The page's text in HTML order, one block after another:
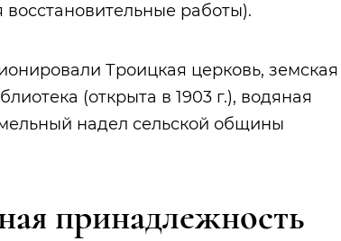
работы).
Троицкая церковь, земская
(открыта в 1903 г.), водяная
надел сельской общины
принадлежность